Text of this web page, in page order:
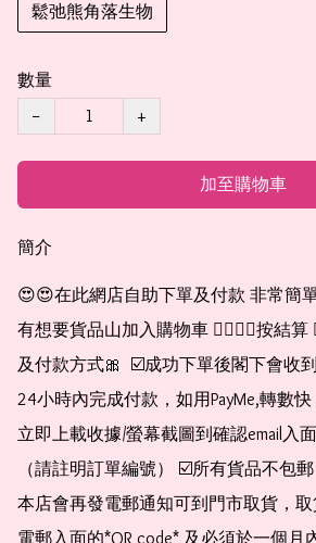
鬆弛熊角落生物
數量
−
+
加至購物車
簡介
😍😍在此網店自助下單及付款 非常簡單
有想要貨品山加入購物車 👉🏻👉🏻按結算
及付款方式🎀  ☑️成功下單後閣下會收
24小時內完成付款，如用PayMe,轉數
立即上載收據/螢幕截圖到確認email入
（請註明訂單編號） ☑️所有貨品不包
本店會再發電郵通知可到門市取貨，
電郵入面的*QR code* 及必須於一個月